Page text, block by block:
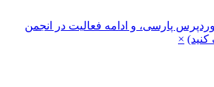
پارسی، و ادامه فعالیت در انجمن
×